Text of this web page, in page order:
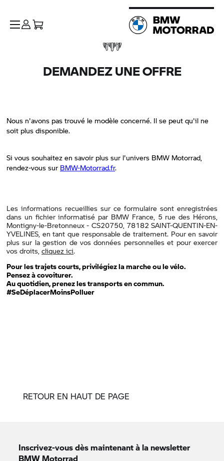
DEMANDEZ UNE OFFRE
RETOUR EN HAUT DE PAGE
Inscrivez-vous dès maintenant à la newsletter
BMW Motorrad